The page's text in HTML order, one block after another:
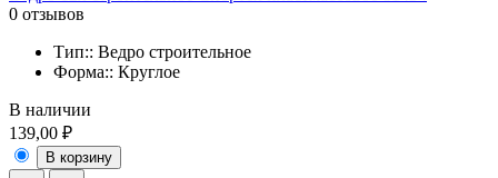
0 отзывов
Тип:: Ведро строительное
Форма:: Круглое
В наличии
139,00 ₽
В корзину